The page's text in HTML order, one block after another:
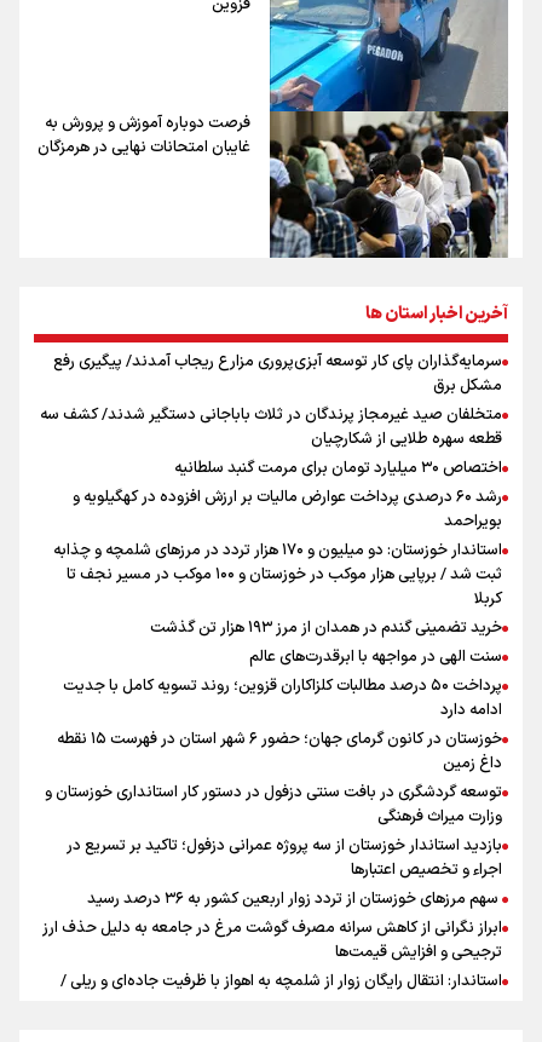
سرپرست جدید شرکت گاز استان قزوین منصوب شد
قزوین
فرصت دوباره آموزش و پرورش به
غایبان امتحانات نهایی در هرمزگان
آخرین اخبار استان ها
سرمایه‌گذاران پای کار توسعه آبزی‌پروری مزارع ریجاب آمدند/ پیگیری رفع
مشکل برق
متخلفان صید غیرمجاز پرندگان در ثلاث باباجانی دستگیر شدند/ کشف سه
قطعه سهره طلایی از شکارچیان
اختصاص ۳۰ میلیارد تومان برای مرمت گنبد سلطانیه
رشد ۶۰ درصدی پرداخت عوارض مالیات بر ارزش افزوده در کهگیلویه و
بویراحمد
استاندار خوزستان: دو میلیون و ۱۷۰ هزار تردد در مرزهای شلمچه و چذابه
ثبت شد / برپایی هزار موکب در خوزستان و ۱۰۰ موکب در مسیر نجف تا
کربلا
خرید تضمینی گندم در همدان از مرز ۱۹۳ هزار تن گذشت
سنت الهی در مواجهه با ابرقدرت‌های عالم
پرداخت ۵۰ درصد مطالبات کلزاکاران قزوین؛ روند تسویه کامل با جدیت
ادامه دارد
خوزستان در کانون گرمای جهان؛ حضور ۶ شهر استان در فهرست ۱۵ نقطه
داغ زمین
توسعه گردشگری در بافت سنتی دزفول در دستور کار استانداری خوزستان و
وزارت میراث فرهنگی
بازدید استاندار خوزستان از سه پروژه عمرانی دزفول؛ تاکید بر تسریع در
اجراء و تخصیص اعتبارها
سهم مرزهای خوزستان از تردد زوار اربعین کشور به ۳۶ درصد رسید
ابراز نگرانی از کاهش سرانه مصرف گوشت مرغ در جامعه به دلیل حذف ارز
ترجیحی و افزایش قیمت‌ها
استاندار: انتقال رایگان زوار از شلمچه به اهواز با ظرفیت جاده‌ای و ریلی /